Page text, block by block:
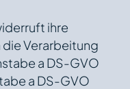
ihre
die Verarbeitung
a DS-GVO
a DS-GVO